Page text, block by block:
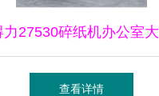
力27530碎纸机办公室
件碎纸机粒状_碎纸机_办
查看详情